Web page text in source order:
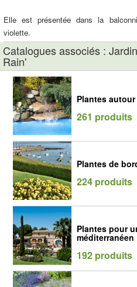
Elle est présentée dans la
violette.
Catalogues associés :
Rain'
Plantes
261 produits
Plantes de
224 produits
Plantes pour
méditerranéen
192 produits